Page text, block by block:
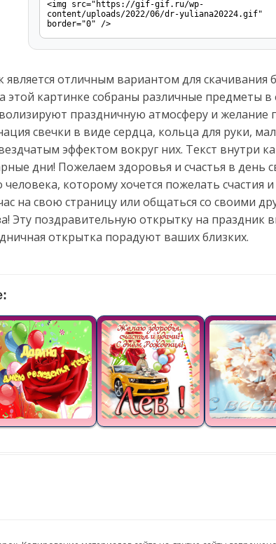
является отличным вариантом для
картинке собраны различные предметы в
праздничную атмосферу и желание
свечки в виде сердца, кольца для руки,
эффектом вокруг них. Текст внутри
дни! Пожелаем здоровья и счастья в день
которому хочется пожелать счастия
на свою страницу или общаться со своими
Эту поздравительную открытку на праздник
открытка порадуют ваших близких.